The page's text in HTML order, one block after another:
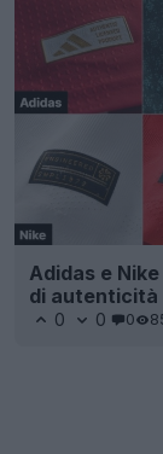
Adidas e
di autenticità
0 0 0